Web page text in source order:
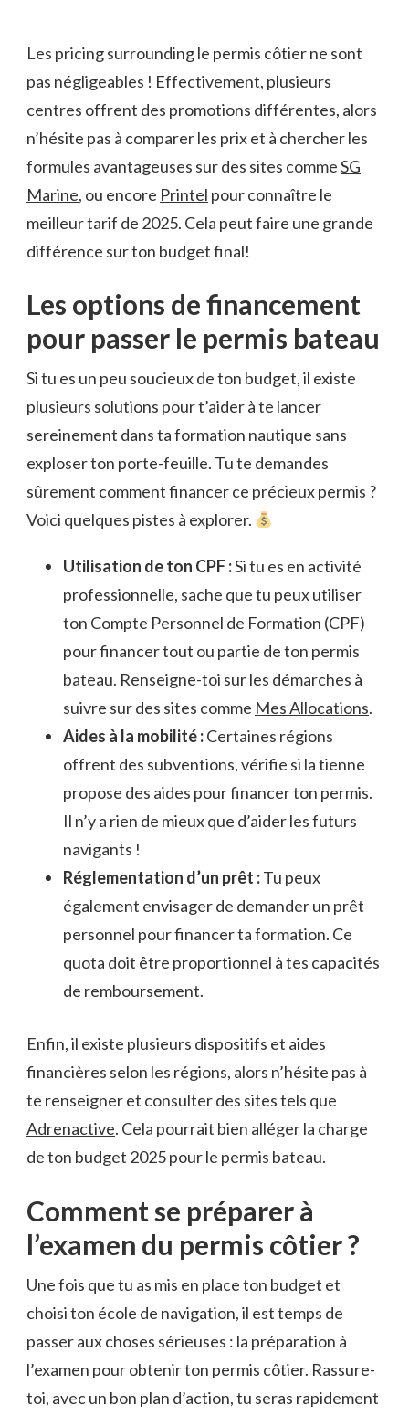
Les pricing surrounding le permis côtier ne sont
pas négligeables ! Effectivement, plusieurs
centres offrent des promotions différentes, alors
n’hésite pas à comparer les prix et à chercher les
formules avantageuses sur des sites commeSG
Marine, ou encore Printel pour connaître le
meilleur tarif de 2025. Cela peut faire une grande
différence sur ton budget final!
Les options de financement
pour passer le permis bateau
Si tu es un peu soucieux de ton budget, il existe
plusieurs solutions pour t’aider à te lancer
sereinement dans ta formation nautique sans
exploser ton porte-feuille. Tu te demandes
sûrement comment financer ce précieux permis ?
Voici quelques pistes à explorer.
Utilisation de ton CPF :Si tu es en activité
professionnelle, sache que tu peux utiliser
ton Compte Personnel de Formation (CPF)
pour financer tout ou partie de ton permis
bateau. Renseigne-toi sur les démarches à
suivre sur des sites comme Mes Allocations.
Aides à la mobilité :Certaines régions
offrent des subventions, vérifie si la tienne
propose des aides pour financer ton permis.
Il n’y a rien de mieux que d’aider les futurs
navigants !
Réglementation d’un prêt :Tu peux
également envisager de demander un prêt
personnel pour financer ta formation. Ce
quota doit être proportionnel à tes capacités
de remboursement.
Enfin, il existe plusieurs dispositifs et aides
financières selon les régions, alors n’hésite pas à
te renseigner et consulter des sites tels que
Adrenactive. Cela pourrait bien alléger la charge
de ton budget 2025 pour le permis bateau.
Comment se préparer à
l’examen du permis côtier ?
Une fois que tu as mis en place ton budget et
choisi ton école de navigation, il est temps de
passer aux choses sérieuses : la préparation à
l’examen pour obtenir ton permis côtier. Rassure-
toi, avec un bon plan d’action, tu seras rapidement